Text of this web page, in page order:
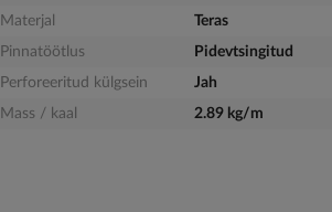
Materjal
Teras
Pinnatöötlus
Pidevtsingitud
Perforeeritud külgsein
Jah
Mass / kaal
2.89 kg/m